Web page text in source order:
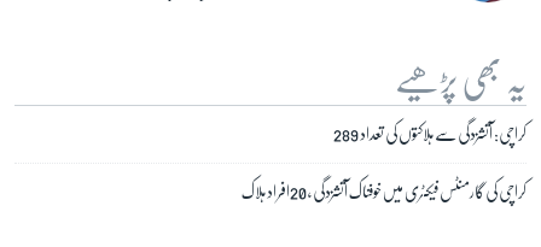
یہ بھی پڑھیے
کراچی: آتشزدگی سے ہلاکتوں کی تعداد 289
کراچی کی گارمنٹس فیکٹری میں خوفناک آتشزدگی ، 20افراد ہلاک